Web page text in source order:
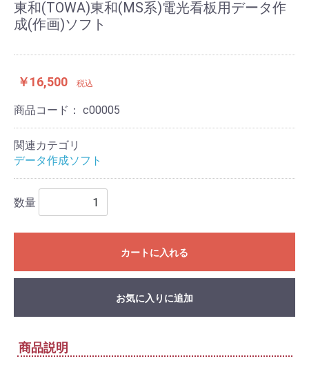
東和(TOWA)東和(MS系)電光看板用データ作
成(作画)ソフト
￥16,500 税込
商品コード： c00005
関連カテゴリ
データ作成ソフト
数量
カートに入れる
お気に入りに追加
商品説明